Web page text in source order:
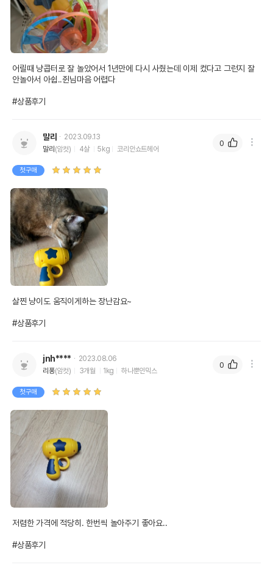
어릴때 냥콥터로 잘 놀았어서 1년만에 다시 사줬는데 이제 컸다고 그런지 잘
안놀아서 아쉽..쥔님마음 어렵다
#상품후기
말리
2023.09.13
말리 (암컷) 4살 5kg 코리안쇼트헤어
첫구매
살찐 냥이도 움직이게하는 장난감요~
#상품후기
0
jnh****
2023.08.06
리퐁(암컷) 3개월 1kg 하나뿐인믹스
첫구매
저렴한 가격에 적당히. 한번씩 놀아주기 좋아요..
#상품후기
0